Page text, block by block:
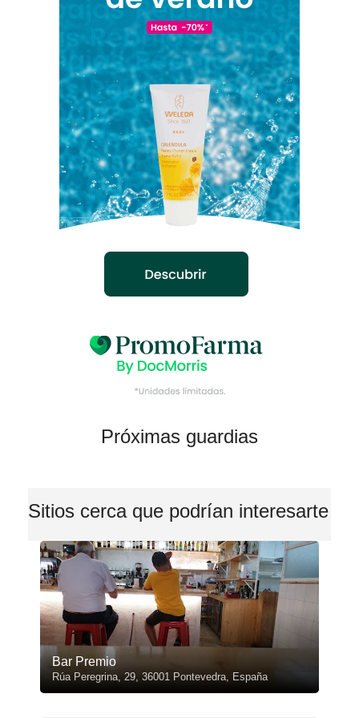
Próximas guardias
Sitios cerca que podrían interesarte
Bar Premio
Rúa Peregrina, 29, 36001 Pontevedra, España